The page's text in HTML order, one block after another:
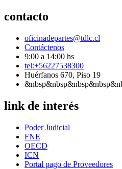
contacto
oficinadepartes@tdlc.cl
Contáctenos
9:00 a 14:00 hs
tel:+56227538300
Huérfanos 670, Piso 19
link de interés
Poder Judicial
FNE
OECD
ICN
Portal pago de Proveedores